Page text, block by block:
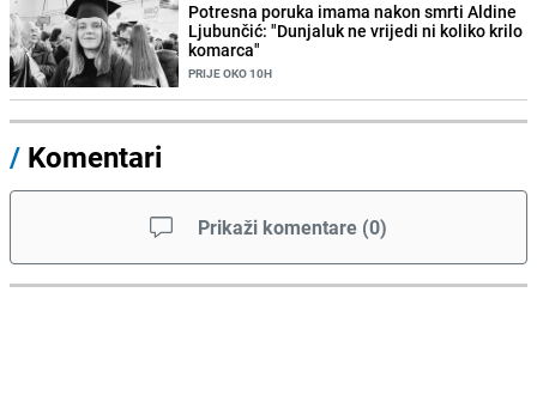
Potresna poruka imama nakon smrti Aldine
Ljubunčić: "Dunjaluk ne vrijedi ni koliko krilo
komarca"
PRIJE OKO 10H
/ Komentari
Prikaži komentare (0)